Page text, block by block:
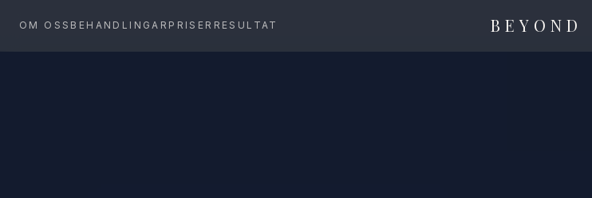
OM OSS BEHANDLINGAR PRISER RESULTAT BEYOND